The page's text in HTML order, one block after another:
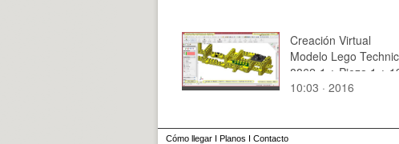
Creación Virtual
Modelo Lego Technic
8862-1 ¿ Pieza 1 ¿
de 44
10:03 · 2016
Cómo llegar I Planos I Contacto